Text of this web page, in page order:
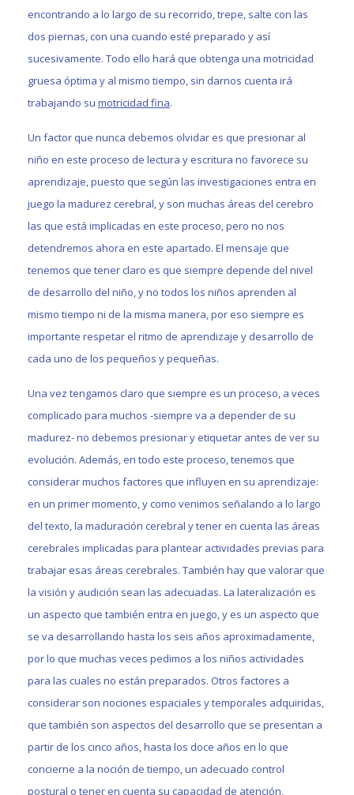
encontrando a lo largo de su recorrido, trepe, salte con las
dos piernas, con una cuando esté preparado y así
sucesivamente. Todo ello hará que obtenga una motricidad
gruesa óptima y al mismo tiempo, sin darnos cuenta irá
trabajando su motricidad fina.
Un factor que nunca debemos olvidar es que presionar al
niño en este proceso de lectura y escritura no favorece su
aprendizaje, puesto que según las investigaciones entra en
juego la madurez cerebral, y son muchas áreas del cerebro
las que está implicadas en este proceso, pero no nos
detendremos ahora en este apartado. El mensaje que
tenemos que tener claro es que siempre depende del nivel
de desarrollo del niño, y no todos los niños aprenden al
mismo tiempo ni de la misma manera, por eso siempre es
importante respetar el ritmo de aprendizaje y desarrollo de
cada uno de los pequeños y pequeñas.
Una vez tengamos claro que siempre es un proceso, a veces
complicado para muchos -siempre va a depender de su
madurez- no debemos presionar y etiquetar antes de ver su
evolución. Además, en todo este proceso, tenemos que
considerar muchos factores que influyen en su aprendizaje:
en un primer momento, y como venimos señalando a lo largo
del texto, la maduración cerebral y tener en cuenta las áreas
cerebrales implicadas para plantear actividades previas para
trabajar esas áreas cerebrales. También hay que valorar que
la visión y audición sean las adecuadas. La lateralización es
un aspecto que también entra en juego, y es un aspecto que
se va desarrollando hasta los seis años aproximadamente,
por lo que muchas veces pedimos a los niños actividades
para las cuales no están preparados. Otros factores a
considerar son nociones espaciales y temporales adquiridas,
que también son aspectos del desarrollo que se presentan a
partir de los cinco años, hasta los doce años en lo que
concierne a la noción de tiempo, un adecuado control
postural o tener en cuenta su capacidad de atención,